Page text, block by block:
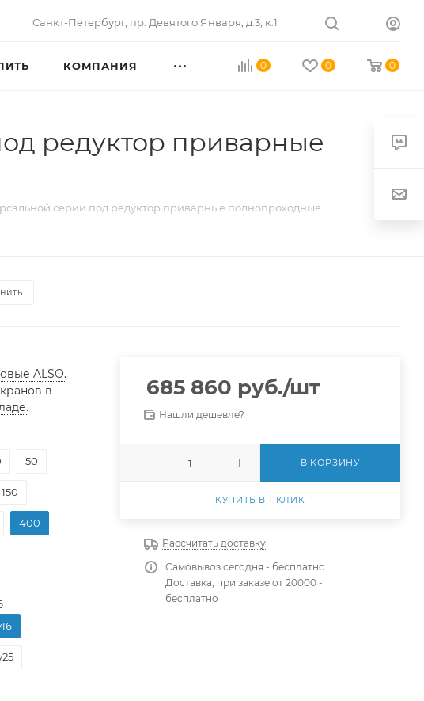
Санкт-Петербург, пр. Девятого Января, д.3, к.1
0 0 0
КОМПАНИЯ
редуктор приварные
серии под редуктор приварные полнопроходные
ALSO.
в
50
150
400
685 860 руб./шт
Нашли дешевле?
В КОРЗИНУ
КУПИТЬ В 1 КЛИК
Рассчитать доставку
Самовывоз сегодня - бесплатно
Доставка, при заказе от 20000 -
бесплатно